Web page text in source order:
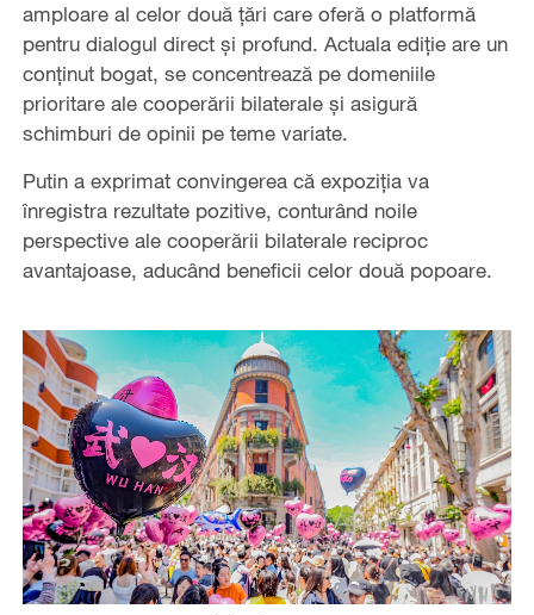
amploare al celor două țări care oferă o platformă
pentru dialogul direct și profund. Actuala ediție are un
conținut bogat, se concentrează pe domeniile
prioritare ale cooperării bilaterale și asigură
schimburi de opinii pe teme variate.
Putin a exprimat convingerea că expoziția va
înregistra rezultate pozitive, conturând noile
perspective ale cooperării bilaterale reciproc
avantajoase, aducând beneficii celor două popoare.